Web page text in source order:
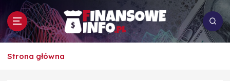
p
To i owo o rachunkowości, pracy, biznesie i
Strona główna